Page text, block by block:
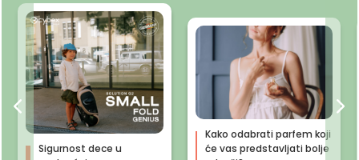
Sigurnost dece u
Kako odabrati parfem koji
će vas predstavljati bolje